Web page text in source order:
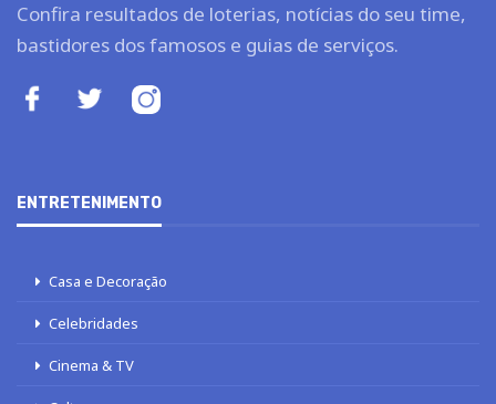
Confira resultados de loterias, notícias do seu time,
bastidores dos famosos e guias de serviços.
ENTRETENIMENTO
Casa e Decoração
Celebridades
Cinema & TV